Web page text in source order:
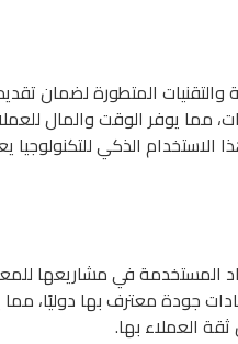
والتقنيات المتطورة لضمان
مما يوفر الوقت والمال
الذكي للتكنولوجيا
في مشاريعها
جودة معترف بها دوليًا،
العملاء بها.